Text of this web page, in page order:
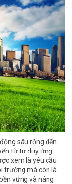
sâu rộng đến
từ tư duy ứng
xem là yêu cầu
trường mà còn là
vững và nâng